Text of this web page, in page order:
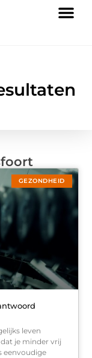
GEZONDHEID
leven
je minder vrij
eenvoudige